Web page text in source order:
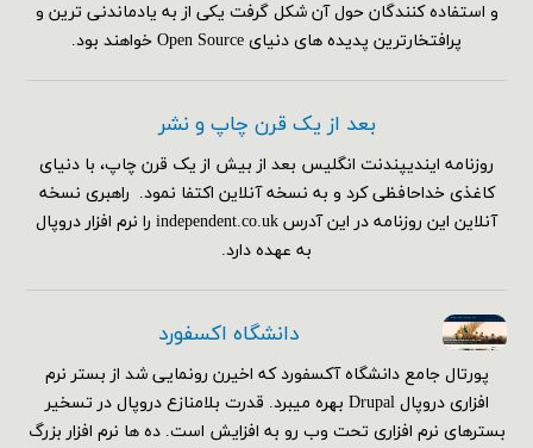
و استفاده کنندگان حول آن شکل گرفت یکی از به یادماندنی ترین و
پرافتخارترین پدیده های دنیای Open Source خواهند بود.
بعد از یک قرن چاپ و نشر
روزنامه ایندیپندنت انگلیس بعد از بیش از یک قرن چاپ، با دنیای
کاغذی خداحافظی کرد و به نسخه آنلاین اکتفا نمود. راهبری نسخه
آنلاین این روزنامه در این آدرس independent.co.uk را نرم افزار دروپال
به عهده دارد.
دانشگاه اکسفورد
پورتال جامع دانشگاه آکسفورد که اخیرن رونمایی شد از بستر نرم
افزاری دروپال Drupal بهره میبرد. قدرت بلامنازع دروپال در تسخیر
بسترهای نرم افزاری تحت وب رو به افزایش است. ده ها نرم افزار بزرگ